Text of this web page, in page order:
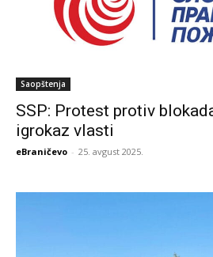
Saopštenja
SSP: Protest protiv
igrokaz vlasti
eBraničevo - 25. avgust 2025.